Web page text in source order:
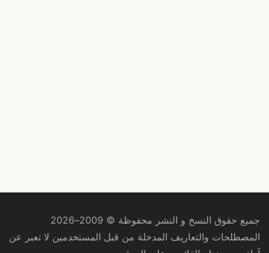
جميع حقوق النسخ و النشر محفوظة © 2009–2026
المصطلحات والتعاريف المدخلة من قبل المستخدمين لا تعبر عن